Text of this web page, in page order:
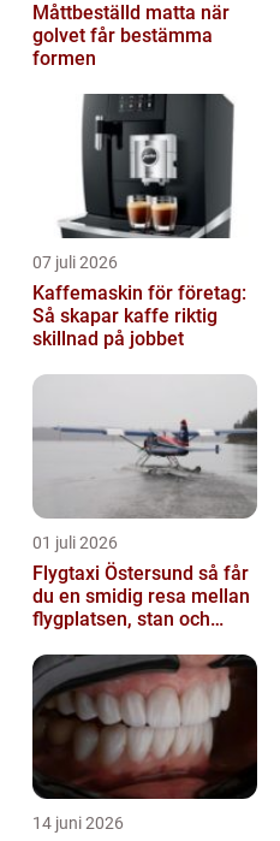
Måttbeställd matta när
golvet får bestämma
formen
07 juli 2026
Kaffemaskin för företag:
Så skapar kaffe riktig
skillnad på jobbet
01 juli 2026
Flygtaxi Östersund så får
du en smidig resa mellan
flygplatsen, stan och
14 juni 2026